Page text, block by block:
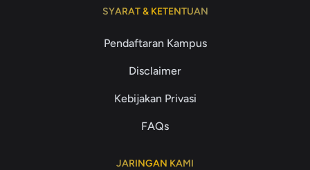
SYARAT & KETENTUAN
Pendaftaran Kampus
Disclaimer
Kebijakan Privasi
FAQs
JARINGAN KAMI